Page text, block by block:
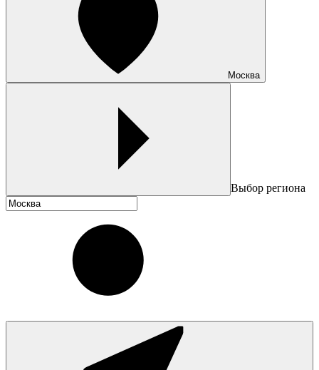
Москва
Выбор региона